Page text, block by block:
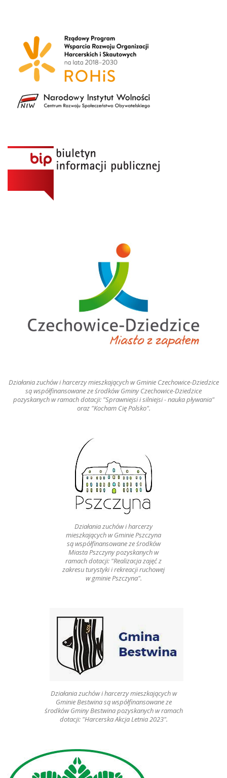
Działania zuchów i harcerzy mieszkających w Gminie Czechowice-Dziedzice
są współfinansowane ze środków Gminy Czechowice-Dziedzice
pozyskanych w ramach dotacji: "Sprawniejsi i silniejsi - nauka pływania"
oraz "Kocham Cię Polsko".
Działania zuchów i harcerzy
mieszkających w Gminie Pszczyna
są współfinansowane ze środków
Miasta Pszczyny pozyskanych w
ramach dotacji: "Realizacja zajęć z
zakresu turystyki i rekreacji ruchowej
w gminie Pszczyna".
Działania zuchów i harcerzy mieszkających w
Gminie Bestwina są współfinansowane ze
środków Gminy Bestwina pozyskanych w ramach
dotacji: "Harcerska Akcja Letnia 2023".